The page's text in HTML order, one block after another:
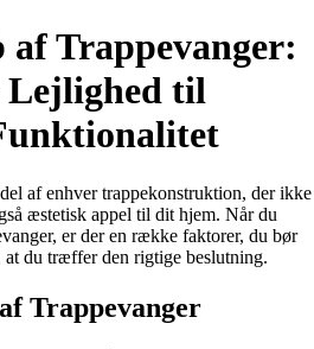
Trappevanger:
Lejlighed til
af enhver trappekonstruktion, der ikke
æstetisk appel til dit hjem. Når du
er der en række faktorer, du bør
du træffer den rigtige beslutning.
Trappevanger